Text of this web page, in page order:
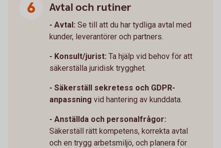
Avtal och rutiner
- Avtal: Se till att du har tydliga avtal med
kunder, leverantörer och partners.
- Konsult/jurist: Ta hjälp vid behov för att
säkerställa juridisk trygghet.
- Säkerställ sekretess och GDPR-
anpassning vid hantering av kunddata.
- Anställda och personalfrågor:
Säkerställ rätt kompetens, korrekta avtal
och en trygg arbetsmiljö, och planera för